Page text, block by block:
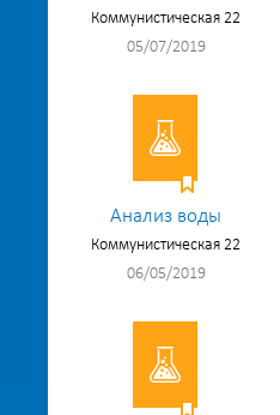
Коммунистическая 22
05/07/2019
Анализ воды
Коммунистическая 22
06/05/2019